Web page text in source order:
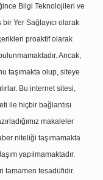
Bilgi Teknolojileri ve
Yer Sağlayıcı olarak
proaktif olarak
Ancak,
taşımakta olup, siteye
Bu internet sitesi,
ile hiçbir bağlantısı
makaleler
niteliği taşımamakta
yapılmamaktadır.
tamamen tesadüfidir.